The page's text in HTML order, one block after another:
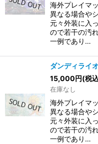
海外プレイマ
異なる場合や
元々外装に入
ので若干の汚
一例であり…
ダンディライ
15,000円(税
在庫なし
海外プレイマ
異なる場合や
元々外装に入
ので若干の汚
一例であり…